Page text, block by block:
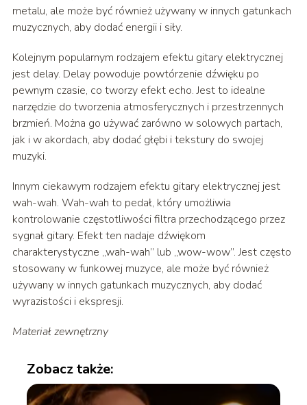
metalu, ale może być również używany w innych gatunkach
muzycznych, aby dodać energii i siły.
Kolejnym popularnym rodzajem efektu gitary elektrycznej
jest delay. Delay powoduje powtórzenie dźwięku po
pewnym czasie, co tworzy efekt echo. Jest to idealne
narzędzie do tworzenia atmosferycznych i przestrzennych
brzmień. Można go używać zarówno w solowych partach,
jak i w akordach, aby dodać głębi i tekstury do swojej
muzyki.
Innym ciekawym rodzajem efektu gitary elektrycznej jest
wah-wah. Wah-wah to pedał, który umożliwia
kontrolowanie częstotliwości filtra przechodzącego przez
sygnał gitary. Efekt ten nadaje dźwiękom
charakterystyczne „wah-wah” lub „wow-wow”. Jest często
stosowany w funkowej muzyce, ale może być również
używany w innych gatunkach muzycznych, aby dodać
wyrazistości i ekspresji.
Materiał zewnętrzny
Zobacz także: